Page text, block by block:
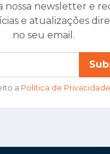
nossa newsletter e
e atualizações
no seu email.
a Política de Privacidade